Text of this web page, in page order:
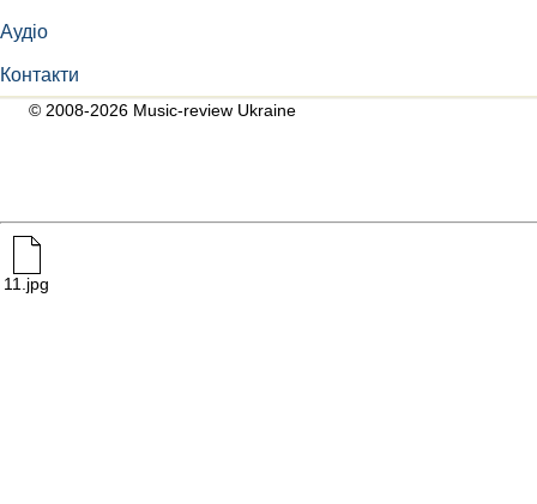
Аудіо
Контакти
© 2008-2026 Music-review Ukraine
11.jpg